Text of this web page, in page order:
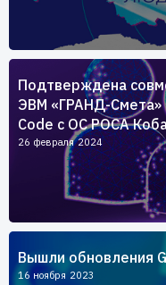
Подтверждена
ЭВМ «ГРАНД-Смета»
Code c ОС РОСА
26 февраля 2024
Вышли обновления
16 ноября 2023